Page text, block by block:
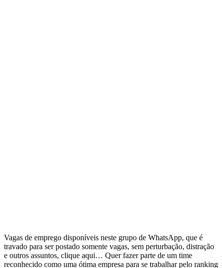
Vagas de emprego disponíveis neste grupo de WhatsApp, que é
travado para ser postado somente vagas, sem perturbação, distração
e outros assuntos, clique aqui… Quer fazer parte de um time
reconhecido como uma ótima empresa para se trabalhar pelo ranking